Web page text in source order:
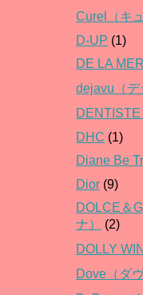
Curel（キ
D-UP (1)
DE LA
dejavu（デ
DENTISTE
DHC (1)
Diane Be
Dior (9)
DOLCE＆
ナ）
(2)
DOLLY
Dove（ダヴ